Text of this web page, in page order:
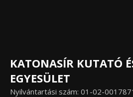
KATONASÍR KUTATÓ
EGYESÜLET
Nyilvántartási szám: 01-02-